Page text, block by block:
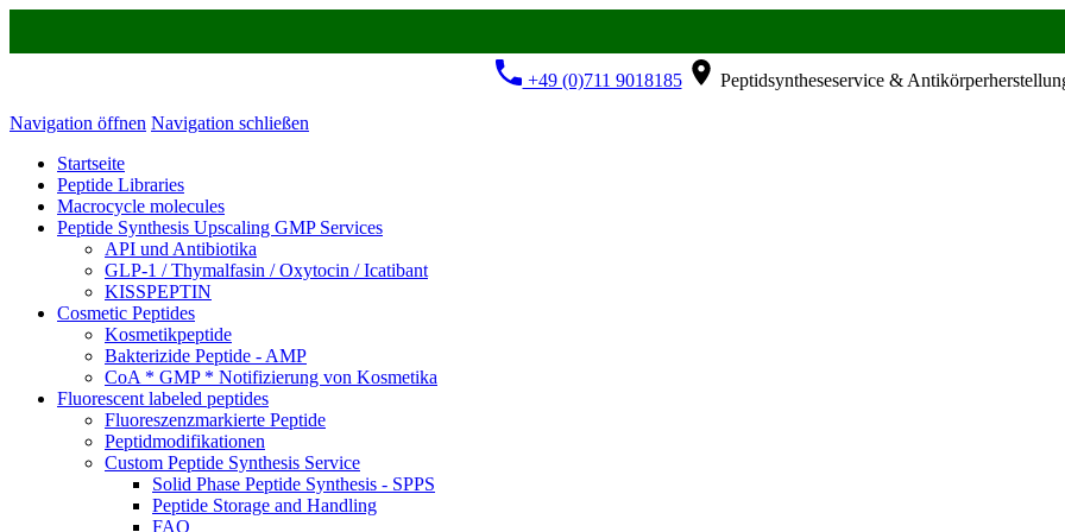
+49 (0)711 9018185 Peptidsyntheseservice &
Navigation öffnen Navigation schließen
Startseite
Peptide Libraries
Macrocycle molecules
Peptide Synthesis Upscaling GMP Services
API und Antibiotika
GLP-1 / Thymalfasin / Oxytocin / Icatibant
KISSPEPTIN
Cosmetic Peptides
Kosmetikpeptide
Bakterizide Peptide - AMP
CoA * GMP * Notifizierung von Kosmetika
Fluorescent labeled peptides
Fluoreszenzmarkierte Peptide
Peptidmodifikationen
Custom Peptide Synthesis Service
Solid Phase Peptide Synthesis - SPPS
Peptide Storage and Handling
FAQ